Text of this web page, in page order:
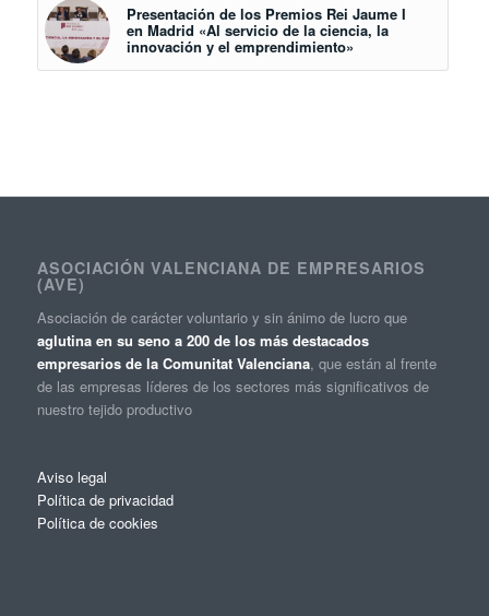
Presentación de los Premios Rei Jaume I
en Madrid «Al servicio de la ciencia, la
innovación y el emprendimiento»
ASOCIACIÓN VALENCIANA DE EMPRESARIOS
(AVE)
Asociación de carácter voluntario y sin ánimo de lucro que
aglutina en su seno a 200 de los más destacados
empresarios de la Comunitat Valenciana, que están al frente
de las empresas líderes de los sectores más significativos de
nuestro tejido productivo
Aviso legal
Política de privacidad
Política de cookies